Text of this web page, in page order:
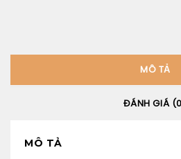
MÔ TẢ
ĐÁNH GIÁ
MÔ TẢ